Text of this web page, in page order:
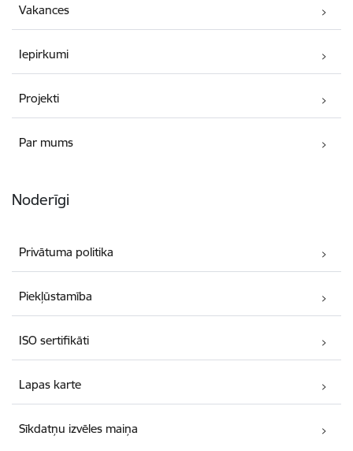
Vakances
Iepirkumi
Projekti
Par mums
Noderīgi
Privātuma politika
Piekļūstamība
ISO sertifikāti
Lapas karte
Sīkdatņu izvēles maiņa